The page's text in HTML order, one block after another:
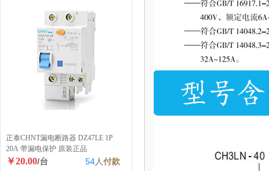
正泰CHNT漏电断路器 DZ47LE 1P
20A 带漏电保护 原装正品
￥20.00/台 54人付款